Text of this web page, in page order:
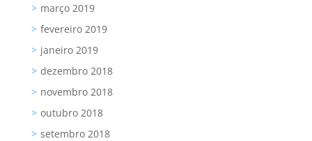
março 2019
fevereiro 2019
janeiro 2019
dezembro 2018
novembro 2018
outubro 2018
setembro 2018